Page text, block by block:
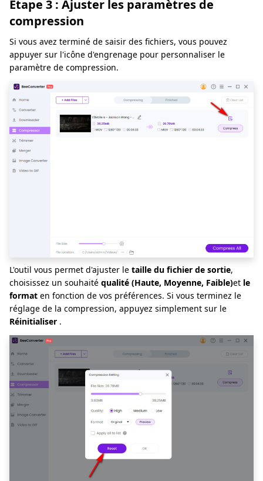
Étape 3 : Ajuster les paramètres de
compression
Si vous avez terminé de saisir des fichiers, vous pouvez
appuyer sur l'icône d'engrenage pour personnaliser le
paramètre de compression.
L'outil vous permet d'ajuster le taille du fichier de sortie,
choisissez un souhaité qualité (Haute, Moyenne, Faible)et le
format en fonction de vos préférences. Si vous terminez le
réglage de la compression, appuyez simplement sur le
Réinitialiser .